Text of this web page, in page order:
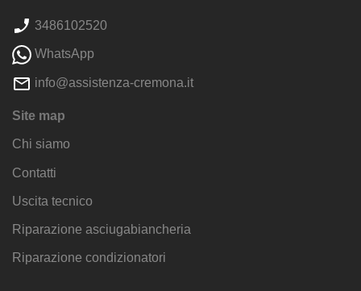
3486102520
WhatsApp
info@assistenza-cremona.it
Site map
Chi siamo
Contatti
Uscita tecnico
Riparazione asciugabiancheria
Riparazione condizionatori